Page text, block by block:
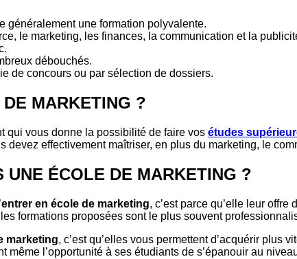
généralement une formation polyvalente.
le marketing, les finances, la communication et la
débouchés.
de concours ou par sélection de dossiers.
DE MARKETING ?
qui vous donne la possibilité de faire vos études
devez effectivement maîtriser, en plus du marketing, le
UNE ÉCOLE DE MARKETING ?
entrer en école de marketing, c’est parce qu’elle leur
formations proposées sont le plus souvent
marketing, c’est qu’elles vous permettent d’acquérir plus
même l’opportunité à ses étudiants de s’épanouir au